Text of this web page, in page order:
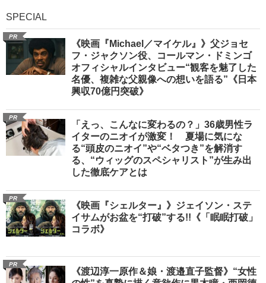
SPECIAL
PR
《映画『Michael／マイケル』》父ジョセ
フ・ジャクソン役、コールマン・ドミンゴ
オフィシャルインタビュー“観客を魅了した
名優、複雑な父親像への想いを語る”《日本
興収70億円突破》
PR
「えっ、こんなに変わるの？」36歳男性ラ
イターのニオイが激変！ 夏場に気にな
る“頭皮のニオイ”や“ベタつき”を解消す
る、“ウィッグのスペシャリスト”が生み出
した徹底ケアとは
PR
《映画『シェルター』》ジェイソン・ステ
イサムがお盆を“打破”する!!《「眠眠打破」
コラボ》
PR
《渡辺淳一原作＆娘・渡邉直子監督》“女性